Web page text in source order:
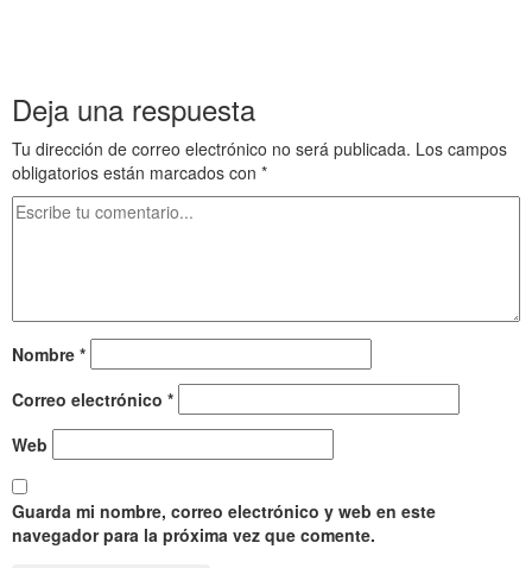
Deja una respuesta
Tu dirección de correo electrónico no será publicada. Los campos
obligatorios están marcados con *
Nombre *
Correo electrónico *
Web
Guarda mi nombre, correo electrónico y web en este
navegador para la próxima vez que comente.